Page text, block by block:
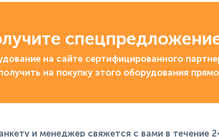
на сайте сертифицированного
на покупку этого оборудования
и менеджер свяжется с вами в течение